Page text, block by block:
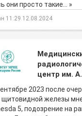
они просто такие… »
11:29 12.08.2024
центр им.
2023 после
щитовидной железы
5, подозрение на